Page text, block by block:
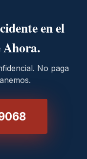
en el
No paga